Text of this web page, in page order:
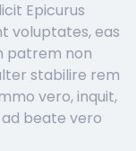
Epicurus
voluptates, eas
patrem non
stabilire rem
vero, inquit,
beate vero